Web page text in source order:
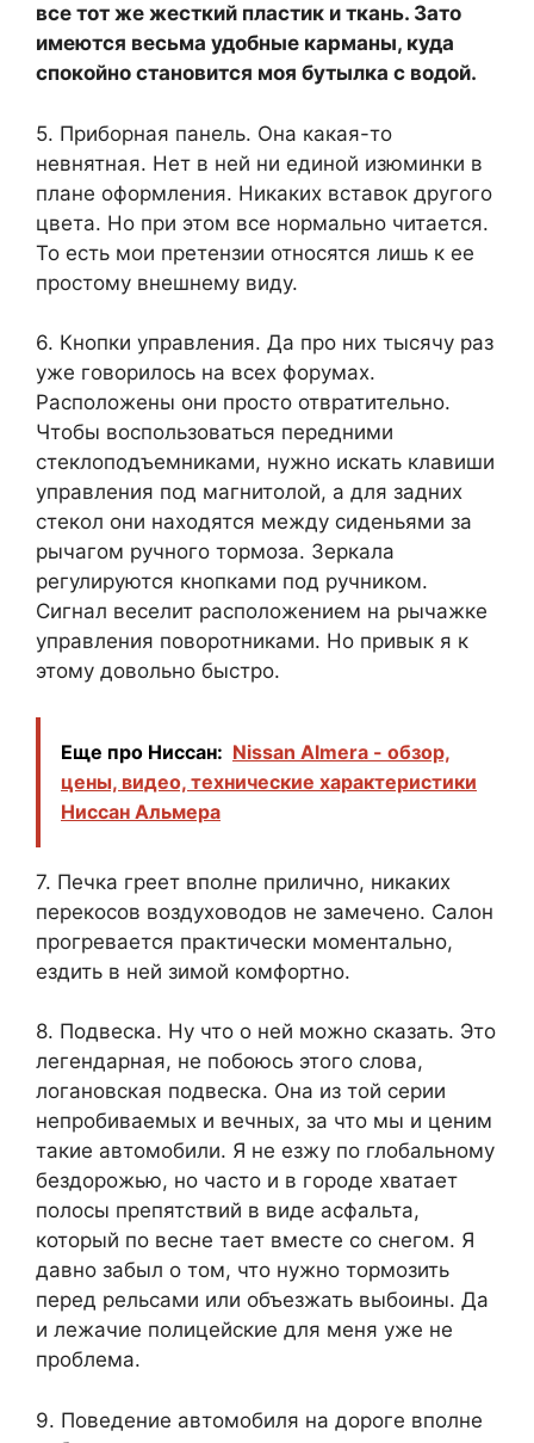
все тот же жесткий пластик и ткань. Зато
имеются весьма удобные карманы, куда
спокойно становится моя бутылка с водой.
5. Приборная панель. Она какая-то
невнятная. Нет в ней ни единой изюминки в
плане оформления. Никаких вставок другого
цвета. Но при этом все нормально читается.
То есть мои претензии относятся лишь к ее
простому внешнему виду.
6. Кнопки управления. Да про них тысячу раз
уже говорилось на всех форумах.
Расположены они просто отвратительно.
Чтобы воспользоваться передними
стеклоподъемниками, нужно искать клавиши
управления под магнитолой, а для задних
стекол они находятся между сиденьями за
рычагом ручного тормоза. Зеркала
регулируются кнопками под ручником.
Сигнал веселит расположением на рычажке
управления поворотниками. Но привык я к
этому довольно быстро.
Еще про Ниссан: Nissan Almera - обзор,
цены, видео, технические характеристики
Ниссан Альмера
7. Печка греет вполне прилично, никаких
перекосов воздуховодов не замечено. Салон
прогревается практически моментально,
ездить в ней зимой комфортно.
8. Подвеска. Ну что о ней можно сказать. Это
легендарная, не побоюсь этого слова,
логановская подвеска. Она из той серии
непробиваемых и вечных, за что мы и ценим
такие автомобили. Я не езжу по глобальному
бездорожью, но часто и в городе хватает
полосы препятствий в виде асфальта,
который по весне тает вместе со снегом. Я
давно забыл о том, что нужно тормозить
перед рельсами или объезжать выбоины. Да
и лежачие полицейские для меня уже не
проблема.
9. Поведение автомобиля на дороге вполне